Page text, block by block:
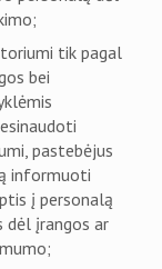
tik pagal
bei
pastebėjus
informuoti
į personalą
dėl įrangos ar